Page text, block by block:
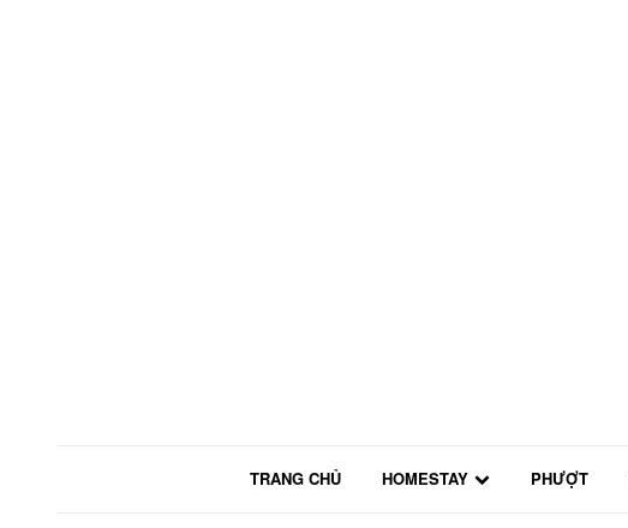
TRANG CHỦ HOMESTAY PHƯỢT